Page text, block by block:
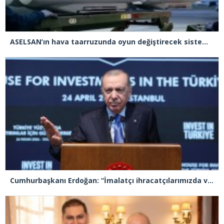
ASELSAN’ın hava taarruzunda oyun değiştirecek sistemleri SAHA EXPO’daki yerini aldı
Cumhurbaşkanı Erdoğan: “İmalatçı ihracatçılarımızda vergiyi yüzde 9’a indiriyoruz”